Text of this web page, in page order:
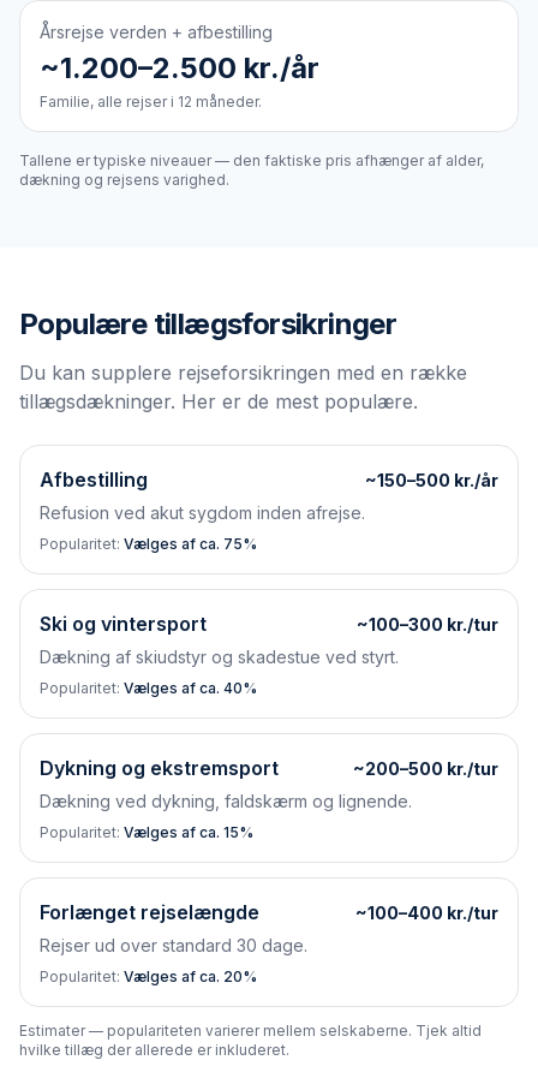
Årsrejse verden + afbestilling
~1.200–2.500 kr./år
Familie, alle rejser i 12 måneder.
Tallene er typiske niveauer — den faktiske pris afhænger af alder,
dækning og rejsens varighed.
Populære tillægsforsikringer
Du kan supplere rejseforsikringen med en række
tillægsdækninger. Her er de mest populære.
Afbestilling
~150–500 kr./år
Refusion ved akut sygdom inden afrejse.
Popularitet: Vælges af ca. 75%
Ski og vintersport
~100–300 kr./tur
Dækning af skiudstyr og skadestue ved styrt.
Popularitet: Vælges af ca. 40%
Dykning og ekstremsport
~200–500 kr./tur
Dækning ved dykning, faldskærm og lignende.
Popularitet: Vælges af ca. 15%
Forlænget rejselængde
~100–400 kr./tur
Rejser ud over standard 30 dage.
Popularitet: Vælges af ca. 20%
Estimater — populariteten varierer mellem selskaberne. Tjek altid
hvilke tillæg der allerede er inkluderet.